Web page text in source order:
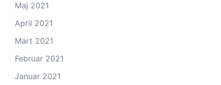
Maj 2021
April 2021
Mart 2021
Februar 2021
Januar 2021